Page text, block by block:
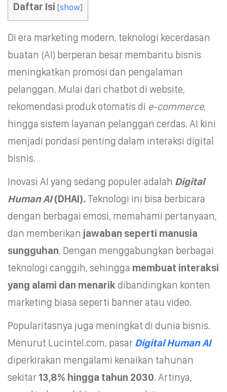
Daftar Isi [show]
Di era marketing modern, teknologi kecerdasan
buatan (AI) berperan besar membantu bisnis
meningkatkan promosi dan pengalaman
pelanggan. Mulai dari chatbot di website,
rekomendasi produk otomatis di e-commerce,
hingga sistem layanan pelanggan cerdas. AI kini
menjadi pondasi penting dalam interaksi digital
bisnis.
Inovasi AI yang sedang populer adalah Digital
Human AI(DHAI). Teknologi ini bisa berbicara
dengan berbagai emosi, memahami pertanyaan,
dan memberikan jawaban seperti manusia
sungguhan. Dengan menggabungkan berbagai
teknologi canggih, sehingga membuat interaksi
yang alami dan menarik dibandingkan konten
marketing biasa seperti banner atau video.
Popularitasnya juga meningkat di dunia bisnis.
Menurut Lucintel.com, pasar Digital Human AI
diperkirakan mengalami kenaikan tahunan
sekitar 13,8% hingga tahun 2030. Artinya,